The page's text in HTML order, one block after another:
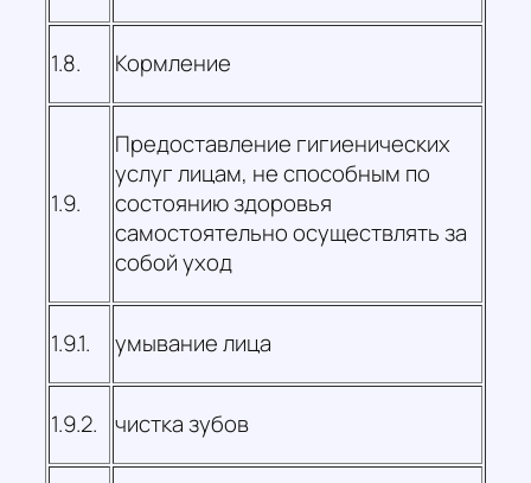
1.8. Кормление
1.9.
Предоставление гигиенических
услуг лицам, не способным по
состоянию здоровья
самостоятельно осуществлять за
собой уход
1.9.1. умывание лица
1.9.2. чистка зубов